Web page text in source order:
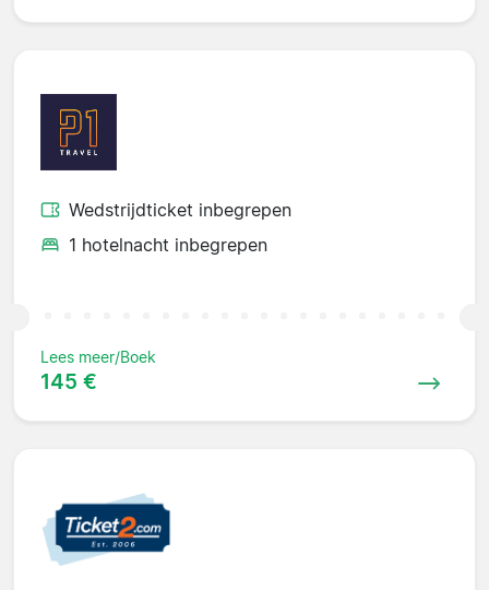
Wedstrijdticket inbegrepen
1 hotelnacht inbegrepen
Lees meer/Boek
145 €